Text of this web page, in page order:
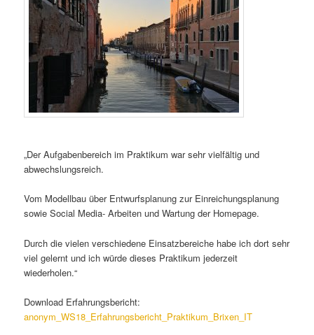
„Der Aufgabenbereich im Praktikum war sehr vielfältig und
abwechslungsreich.
Vom Modellbau über Entwurfsplanung zur Einreichungsplanung
sowie Social Media- Arbeiten und Wartung der Homepage.
Durch die vielen verschiedene Einsatzbereiche habe ich dort sehr
viel gelernt und ich würde dieses Praktikum jederzeit
wiederholen.“
Download Erfahrungsbericht:
anonym_WS18_Erfahrungsbericht_Praktikum_Brixen_IT